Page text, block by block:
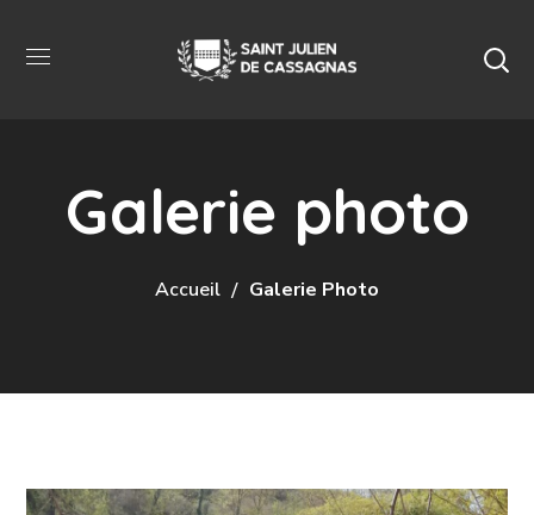
Galerie photo
Accueil Galerie Photo